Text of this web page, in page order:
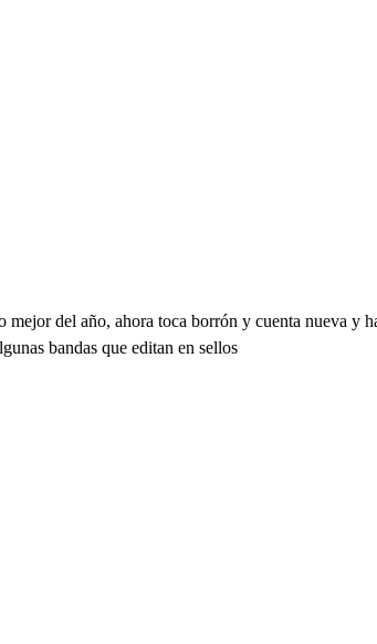
del año, ahora toca borrón y cuenta nueva y
bandas que editan en sellos